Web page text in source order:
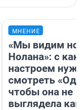
МНЕНИЕ
«Мы видим
Нолана»: с
настроем
смотреть
чтобы она не
выглядела как